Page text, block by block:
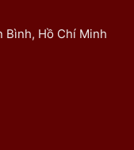
Bình, Hồ Chí Minh